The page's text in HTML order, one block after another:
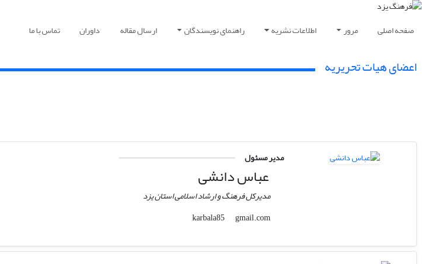
صفحه اصلی مرور اطلاعات نشریه راهنمای نویسندگان ارسال مقاله داوران تماس با ما
اعضای هیات تحریریه
مدیر مسئول
عباس دانشی
مدیرکل فرهنگ و ارشاد اسلامی استان یزد
karbala85
gmail.com